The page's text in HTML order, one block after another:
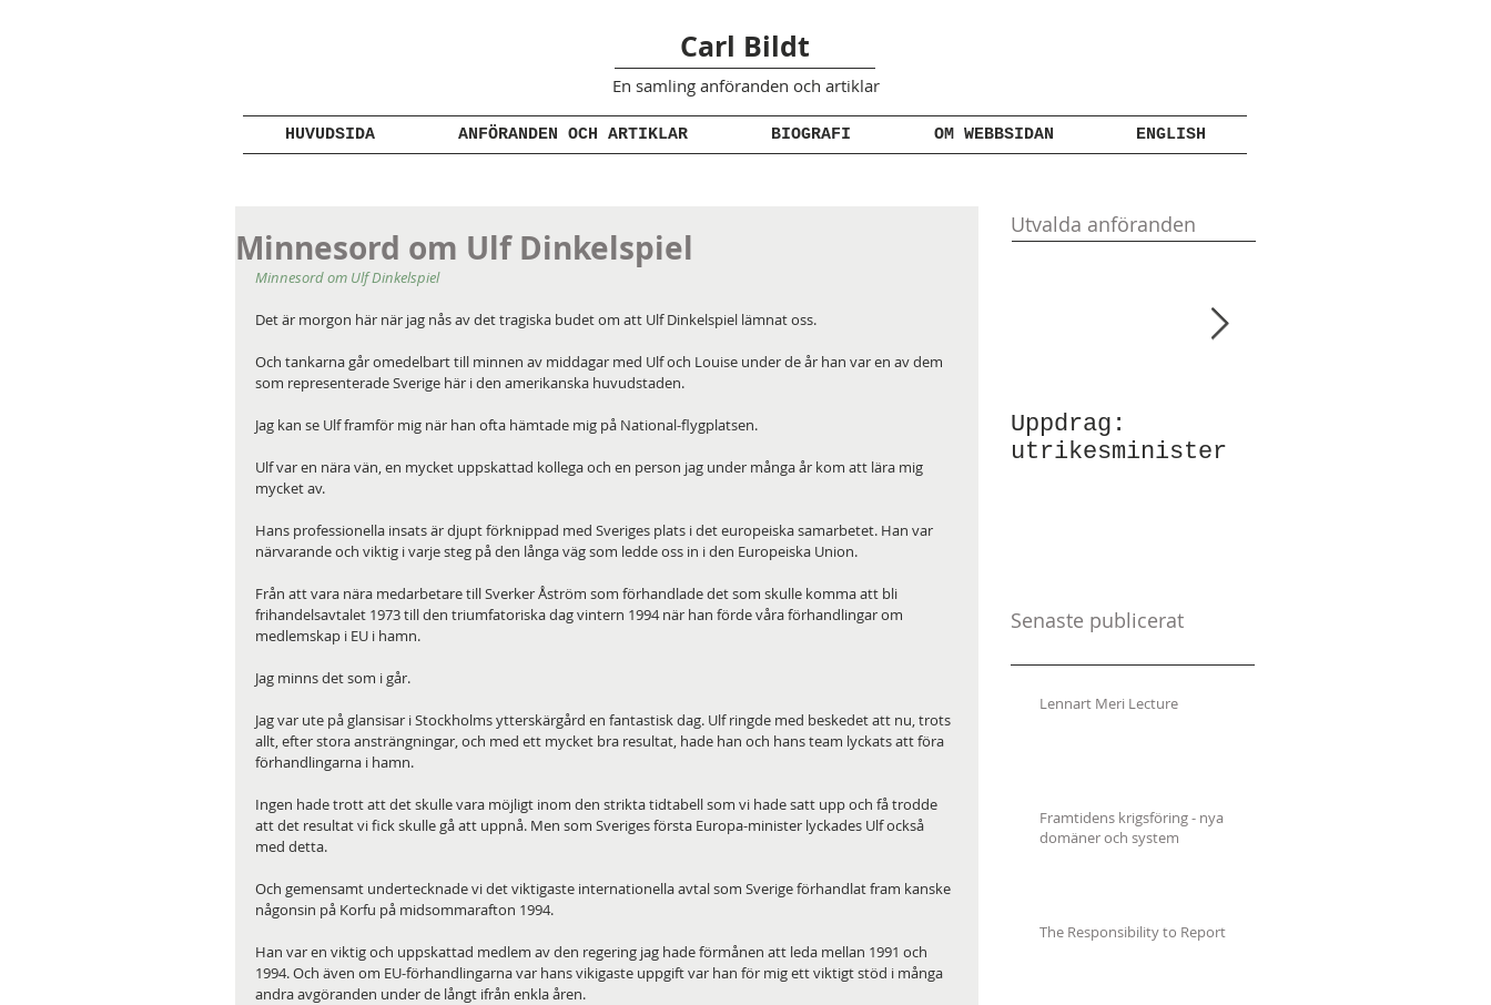
Carl Bildt
En samling anföranden och artiklar
HUVUDSIDA ANFÖRANDEN OCH ARTIKLAR BIOGRAFI OM WEBBSIDAN ENGLISH
Minnesord om Ulf Dinkelspiel
Minnesord om Ulf Dinkelspiel
Det är morgon här när jag nås av det tragiska budet om att Ulf Dinkelspiel lämnat oss.
Och tankarna går omedelbart till minnen av middagar med Ulf och Louise under de år han var en av dem
som representerade Sverige här i den amerikanska huvudstaden.
Jag kan se Ulf framför mig när han ofta hämtade mig på National-flygplatsen.
Ulf var en nära vän, en mycket uppskattad kollega och en person jag under många år kom att lära mig
mycket av.
Hans professionella insats är djupt förknippad med Sveriges plats i det europeiska samarbetet. Han var
närvarande och viktig i varje steg på den långa väg som ledde oss in i den Europeiska Union.
Från att vara nära medarbetare till Sverker Åström som förhandlade det som skulle komma att bli
frihandelsavtalet 1973 till den triumfatoriska dag vintern 1994 när han förde våra förhandlingar om
medlemskap i EU i hamn.
Jag minns det som i går.
Jag var ute på glansisar i Stockholms ytterskärgård en fantastisk dag. Ulf ringde med beskedet att nu, trots
allt, efter stora ansträngningar, och med ett mycket bra resultat, hade han och hans team lyckats att föra
förhandlingarna i hamn.
Ingen hade trott att det skulle vara möjligt inom den strikta tidtabell som vi hade satt upp och få trodde
att det resultat vi fick skulle gå att uppnå. Men som Sveriges första Europa-minister lyckades Ulf också
med detta.
Och gemensamt undertecknade vi det viktigaste internationella avtal som Sverige förhandlat fram kanske
någonsin på Korfu på midsommarafton 1994.
Han var en viktig och uppskattad medlem av den regering jag hade förmånen att leda mellan 1991 och
1994. Och även om EU-förhandlingarna var hans vikigaste uppgift var han för mig ett viktigt stöd i många
andra avgöranden under de långt ifrån enkla åren.
Utvalda anföranden
Uppdrag:
utrikesminister
Senaste publicerat
Lennart Meri Lecture
Framtidens krigsföring - nya
domäner och system
The Responsibility to Report